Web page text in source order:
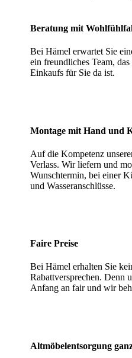
Beratung mit
Bei Hämel erwartet Sie
ein freundliches Team,
Einkaufs für Sie da ist.
Montage mit Hand und
Auf die Kompetenz
Verlass. Wir liefern und
Wunschtermin, bei einer
und Wasseranschlüsse.
Faire Preise
Bei Hämel erhalten Sie
Rabattversprechen. Denn
Anfang an fair und wir
Altmöbelentsorgung